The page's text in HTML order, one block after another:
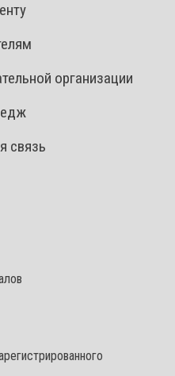
организации
связь